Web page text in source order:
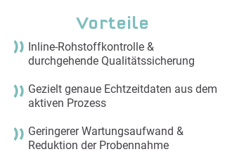
Vorteile
Inline-Rohstoffkontrolle &
durchgehende Qualitätssicherung
Gezielt genaue Echtzeitdaten aus dem
aktiven Prozess
Geringerer Wartungsaufwand &
Reduktion der Probennahme